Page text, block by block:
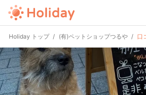
Holiday トップ (有)ペットショップつるや 口